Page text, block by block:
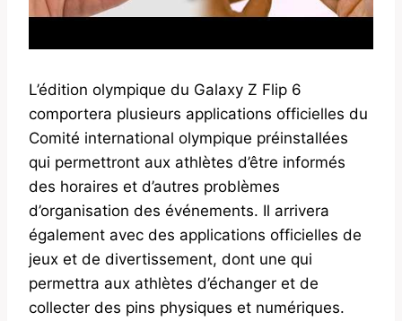
L’édition olympique du Galaxy Z Flip 6
comportera plusieurs applications officielles du
Comité international olympique préinstallées
qui permettront aux athlètes d’être informés
des horaires et d’autres problèmes
d’organisation des événements. Il arrivera
également avec des applications officielles de
jeux et de divertissement, dont une qui
permettra aux athlètes d’échanger et de
collecter des pins physiques et numériques.